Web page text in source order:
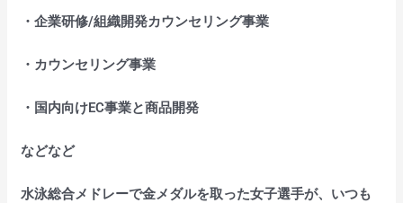
・企業研修/組織開発カウンセリング事業
・カウンセリング事業
・国内向けEC事業と商品開発
などなど
水泳総合メドレーで金メダルを取った女子選手が、いつも